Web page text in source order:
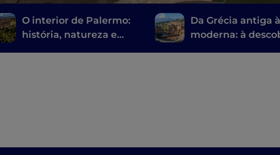
O interior de Palermo:
história, natureza e
Da Grécia antiga
moderna: à